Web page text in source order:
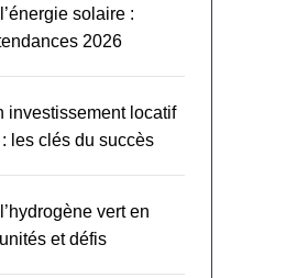
solaire :
2026
investissement locatif
les clés du succès
vert en
et défis